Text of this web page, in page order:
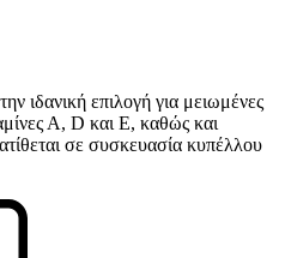
ιδανική επιλογή για μειωμένες
Α, D και Ε, καθώς και
σε συσκευασία κυπέλλου